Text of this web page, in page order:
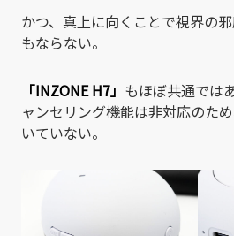
かつ、真上に向くことで視界の
もならない。
「INZONE H7」 もほぼ共通では
ャンセリング機能は非対応のため
いていない。